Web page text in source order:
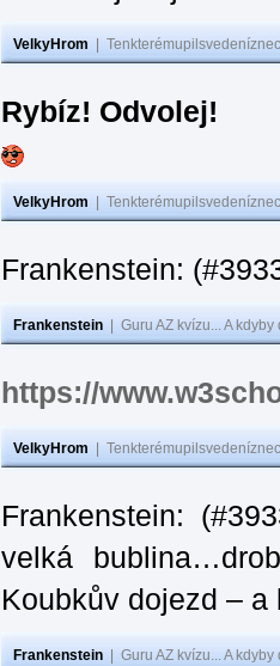
VelkyHrom
Rybíz! Odvolej!
VelkyHrom
Frankenstein:
Frankenstein Guru AZ kvízu... A
https://
VelkyHrom
Frankenstein:
velká
Koubkův dojezd –
Frankenstein Guru AZ kvízu... A